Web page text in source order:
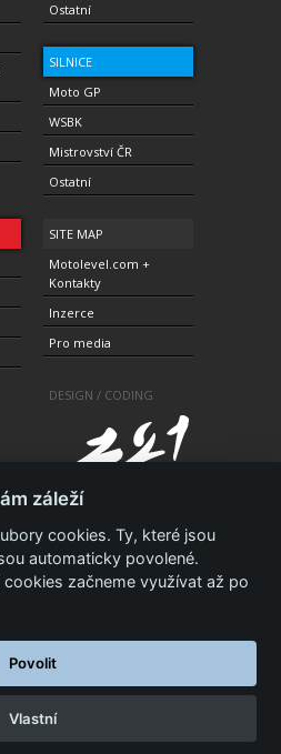
Ostatní
SILNICE
Moto GP
WSBK
Mistrovství ČR
Ostatní
SITE MAP
Motolevel.com +
Kontakty
Inzerce
Pro media
DESIGN / CODING
Motolevel. Všechna práva
záleží
cookies. Ty, které jsou
automaticky povolené.
začneme využívat až po
Povolit
Vlastní